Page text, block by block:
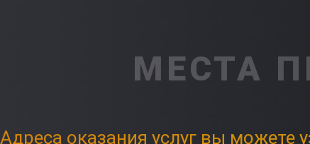
МЕСТА
Адреса оказания услуг вы можете